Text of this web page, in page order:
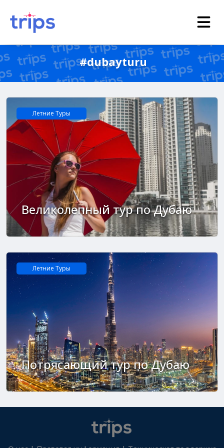
#dubayturu
Летние Tуры
Великолепный тур по Дубаю
Летние Tуры
Потрясающий тур по Дубаю